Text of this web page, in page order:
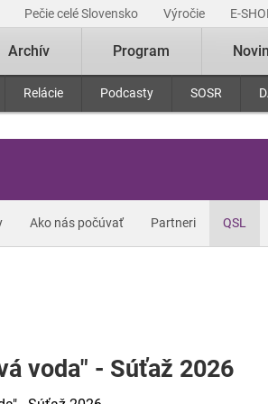
Pečie celé Slovensko Výročie E-
Relácie Podcasty SOSR
Archív Program
Ako nás počúvať Partneri QSL
voda" - Súťaž 2026